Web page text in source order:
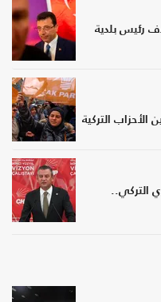
رئيس بلدية
الأحزاب التركية
التركي..